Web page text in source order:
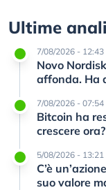
Ultime
7/08/2026 - 12:43
Novo
affonda. Ha
7/08/2026 - 07:54
Bitcoin ha
crescere ora?
5/08/2026 - 13:21
C’è
suo valore